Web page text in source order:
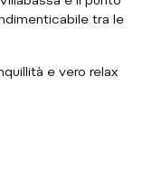
tra le
e vero relax